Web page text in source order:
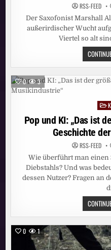
RSS-FEED
Der Saxofonist Marshall
außerirdischer Wucht
Viertel so alt
0 3
in
Pop und KI: „Das ist
Geschichte
RSS-FEED
Wie überführt man einen
Diebstahls? Und was
dessen Nutzer? Fragen an
0 1